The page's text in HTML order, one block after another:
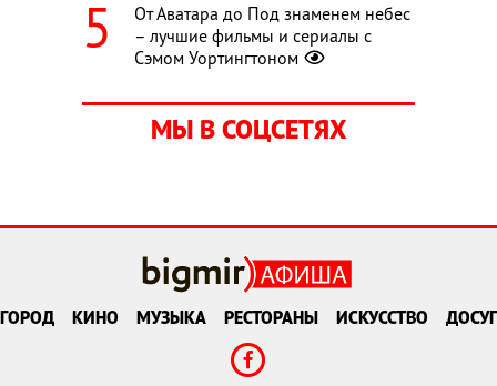
От Аватара до Под знаменем небес
– лучшие фильмы и сериалы с
Сэмом Уортингтоном
МЫ В СОЦСЕТЯХ
ГОРОД КИНО МУЗЫКА РЕСТОРАНЫ ИСКУССТВО ДОСУГ